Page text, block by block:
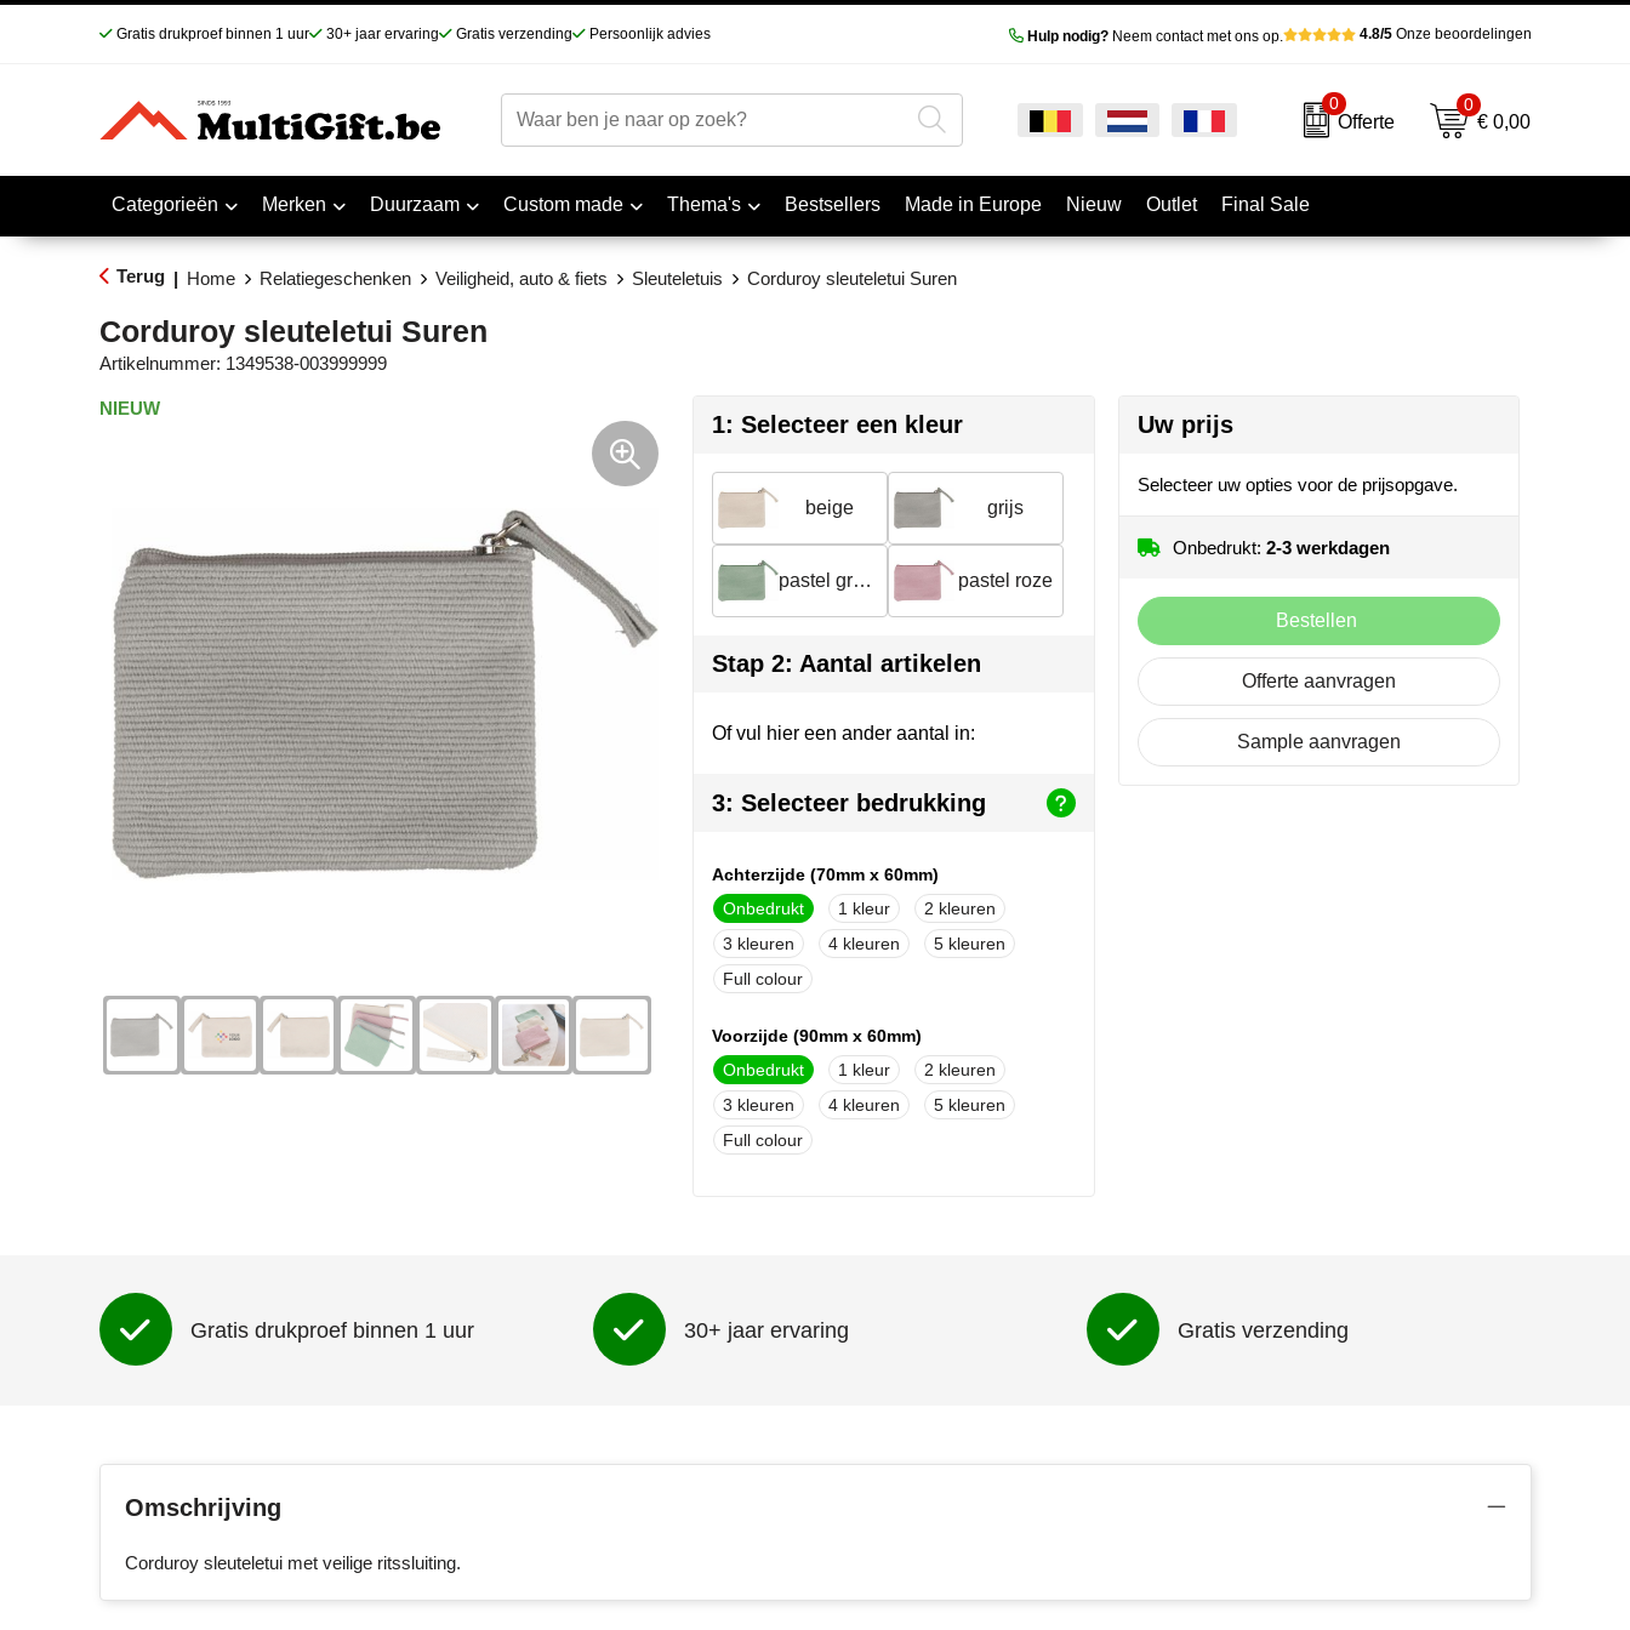
Gratis drukproef binnen 1 uur 30+ jaar ervaring Gratis verzending Persoonlijk advies Hulp nodig?Neem contact met ons op. 4.8/5Onze beoordelingen
0
Offerte
0
€ 0,00
Categorieën Merken Duurzaam Custom made Thema's Bestsellers Made in Europe Nieuw Outlet Final Sale
Terug | Home Relatiegeschenken Veiligheid, auto & fiets Sleuteletuis Corduroy sleuteletui Suren
Corduroy sleuteletui Suren
Artikelnummer: 1349538-003999999
NIEUW
1: Selecteer een kleur
beige grijs
pastel groen pastel roze
Stap 2: Aantal artikelen
Of vul hier een ander aantal in:
3: Selecteer bedrukking
Achterzijde (70mm x 60mm)
Onbedrukt
1
2
3
4
5
Full colour
Voorzijde (90mm x 60mm)
Onbedrukt
1
2
3
4
5
Full colour
Full colour
Uw prijs
Selecteer uw opties voor de prijsopgave.
Onbedrukt: 2-3 werkdagen
Bestellen
Offerte aanvragen
Sample aanvragen
Gratis drukproef binnen 1 uur 30+ jaar ervaring Gratis verzending
Omschrijving
Corduroy sleuteletui met veilige ritssluiting.